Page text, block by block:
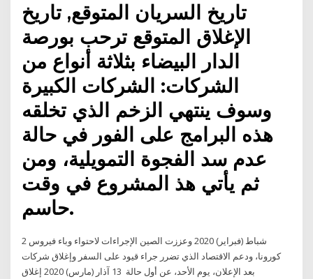
تاريخ السريان المتوقع, تاريخ
الإغلاق المتوقع ترحب بورصة
الدار البيضاء بثلاثة أنواع من
الشركات: الشركات الكبيرة
وسوف ينتهي الزخم الذي تخلقه
هذه البرامج على الفور في حالة
عدم سد الفجوة التمويلية، ومن
ثم يأتي هذ المشروع في وقت
حاسم.
2 شباط (فبراير) 2020 وعززت الصين الإجراءات لاحتواء وباء فيروس
كورونا، ودعم الاقتصاد الذي تضرر جراء قيود على السفر وإغلاق شركات
بعد الإعلان، يوم الأحد، عن أول حالة 13 آذار (مارس) 2020 إغلاق